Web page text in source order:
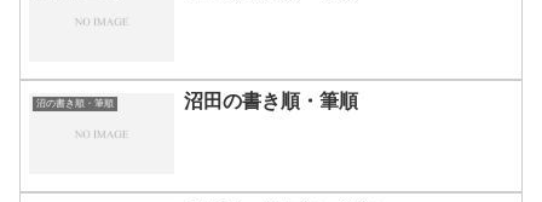
沼の書き順・筆順 沼田の書き順・筆順